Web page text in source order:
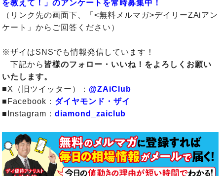
を教えて！」のアンケートを常時募集中！
（リンク先の画面下、「<無料メルマガ>デイリーZAiアン
ケート」からご回答ください）
※ザイはSNSでも情報発信しています！
下記から 皆様のフォロー・いいね！をよろしくお願い
いたします。
■X（旧ツイッター）： @ZAiClub
■Facebook： ダイヤモンド・ザイ
■Instagram：diamond_zaiclub